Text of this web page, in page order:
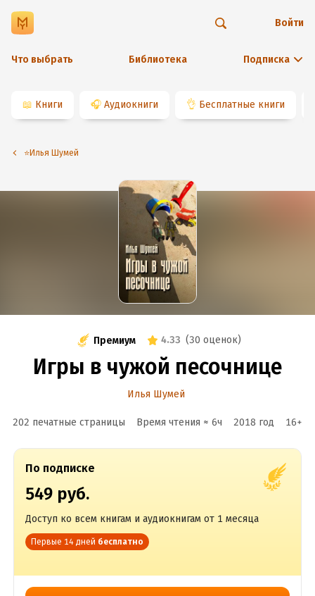
Что выбрать Библиотека Подписка
Войти
📖 Книги 🎧 Аудиокниги 👌 Бесплатные книги
⭐️Илья Шумей
Премиум 4.33 (30 оценок)
Игры в чужой песочнице
Илья Шумей
202 печатные страницы Время чтения ≈ 6ч 2018 год 16+
По подписке
549 руб.
Доступ ко всем книгам и аудиокнигам от 1 месяца
Первые 14 дней бесплатно